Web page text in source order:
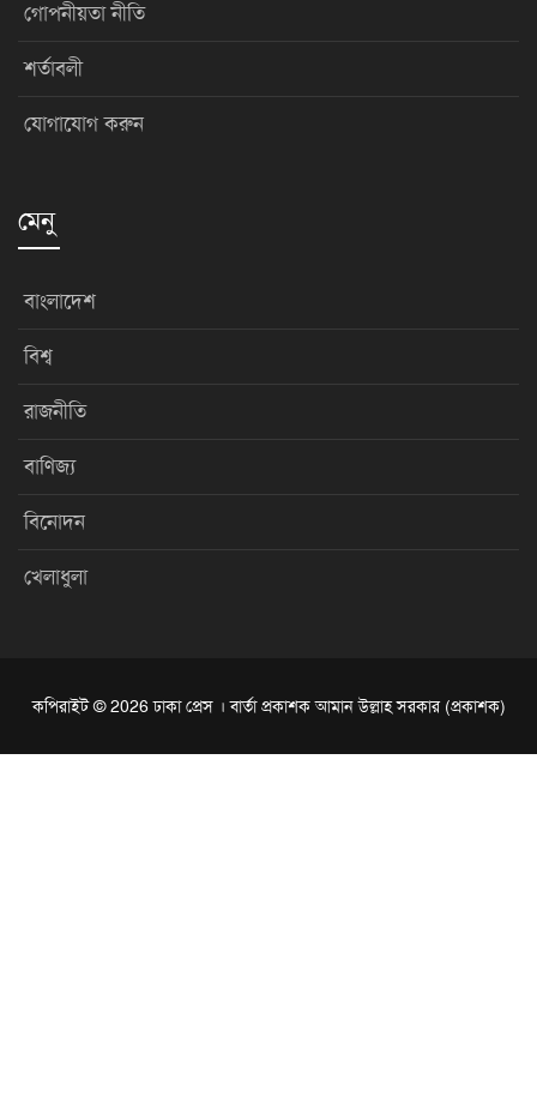
গোপনীয়তা নীতি
শর্তাবলী
যোগাযোগ করুন
মেনু
বাংলাদেশ
বিশ্ব
রাজনীতি
বাণিজ্য
বিনোদন
খেলাধুলা
কপিরাইট © 2026 ঢাকা প্রেস । বার্তা প্রকাশক আমান উল্লাহ সরকার (প্রকাশক)